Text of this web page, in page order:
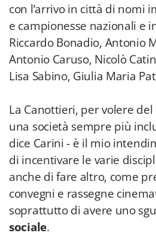
con l’arrivo in città di nomi
e campionesse nazionali e
Riccardo Bonadio, Antonio
Antonio Caruso, Nicolò
Lisa Sabino, Giulia Maria
La Canottieri, per volere
una società sempre più
dice Carini - è il mio
di incentivare le varie
anche di fare altro, come
convegni e rassegne
soprattutto di avere uno
sociale.